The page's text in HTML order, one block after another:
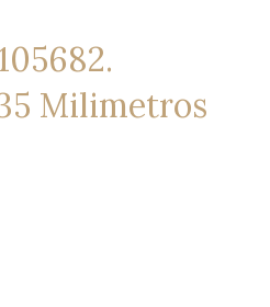
Milimetros